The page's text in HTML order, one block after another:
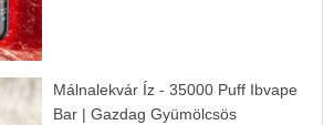
Málnalekvár Íz - 35000 Puff Ibvape
Bar | Gazdag Gyümölcsös